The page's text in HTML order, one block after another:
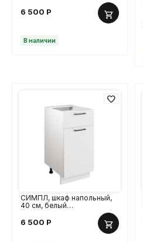
6 500 Р
В наличии
СИМПЛ, шкаф напольный,
40 см, белый
(СИМПЛ_2008319046014)
6 500 Р